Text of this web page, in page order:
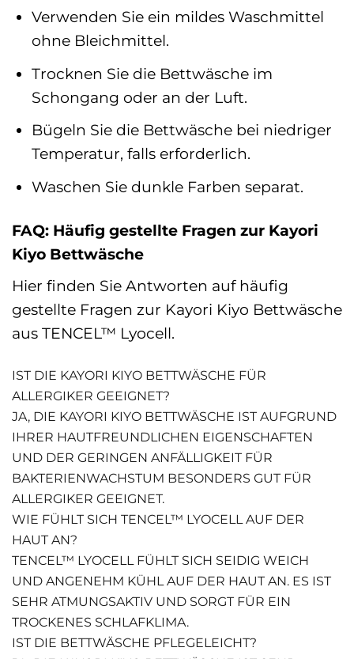
Verwenden Sie ein mildes Waschmittel
ohne Bleichmittel.
Trocknen Sie die Bettwäsche im
Schongang oder an der Luft.
Bügeln Sie die Bettwäsche bei niedriger
Temperatur, falls erforderlich.
Waschen Sie dunkle Farben separat.
FAQ: Häufig gestellte Fragen zur Kayori
Kiyo Bettwäsche
Hier finden Sie Antworten auf häufig
gestellte Fragen zur Kayori Kiyo Bettwäsche
aus TENCEL™ Lyocell.
IST DIE KAYORI KIYO BETTWÄSCHE FÜR
ALLERGIKER GEEIGNET?
JA, DIE KAYORI KIYO BETTWÄSCHE IST AUFGRUND
IHRER HAUTFREUNDLICHEN EIGENSCHAFTEN
UND DER GERINGEN ANFÄLLIGKEIT FÜR
BAKTERIENWACHSTUM BESONDERS GUT FÜR
ALLERGIKER GEEIGNET.
WIE FÜHLT SICH TENCEL™ LYOCELL AUF DER
HAUT AN?
TENCEL™ LYOCELL FÜHLT SICH SEIDIG WEICH
UND ANGENEHM KÜHL AUF DER HAUT AN. ES IST
SEHR ATMUNGSAKTIV UND SORGT FÜR EIN
TROCKENES SCHLAFKLIMA.
IST DIE BETTWÄSCHE PFLEGELEICHT?